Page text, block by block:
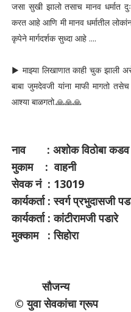
जसा सुखी झालो तसाच मानव धर्मात
करत आहे आणि मी मानव धर्मातील
कृपेने मार्गदर्शक सुध्दा आहे ....
▶ माझ्या लिखाणात काही चुक झाली
बाबा जुमदेवजी यांना माफी मागतो
आश्या बाळगतो.🙏🙏🙏
नाव : अशोक विठोबा कडव
मुकाम : वाहनी
सेवक नं : 13019
कार्यकर्ता : स्वर्ग प्रभुदासजी
कार्यकर्ता : कांटीरामजी पडारे
मुक्काम : सिहोरा
सौजन्य
©️ युवा सेवकांचा ग्रूप